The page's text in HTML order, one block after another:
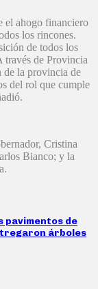
el ahogo financiero
los rincones.
de todos los
través de Provincia
de la provincia de
del rol que cumple
Cristina
Bianco; y la
pavimentos de
árboles